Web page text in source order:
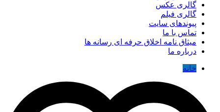
گالری عکس
گالری فیلم
پیوندهای سایت
تماس با ما
میثاق نامه اخلاق حرفه ای رسانه ها
درباره ما
خانه